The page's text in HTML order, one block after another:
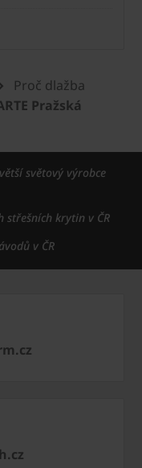
Proč dlažba
Pražská
světový výrobce
střešních krytin v ČR
v ČR